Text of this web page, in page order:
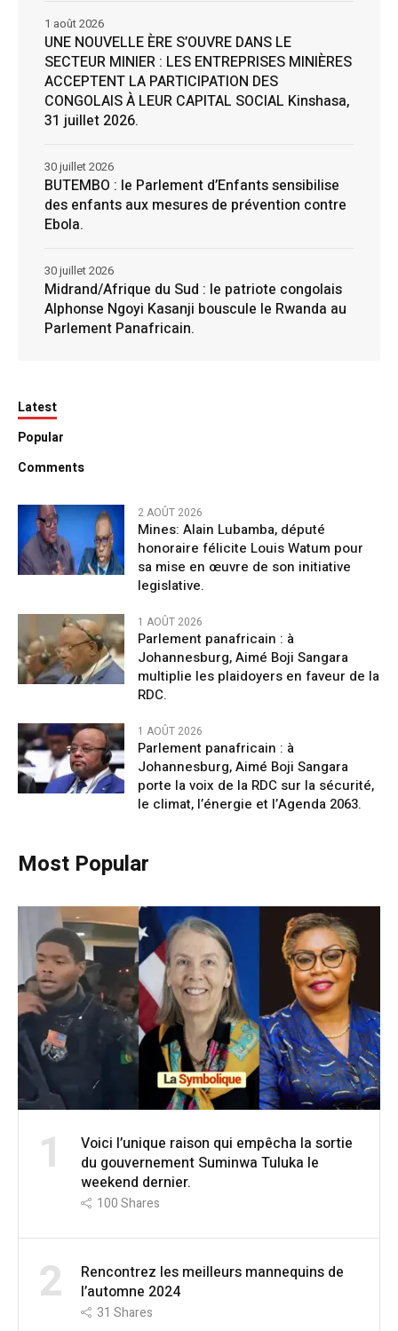
UNE NOUVELLE ÈRE S’OUVRE DANS LE
SECTEUR MINIER : LES ENTREPRISES MINIÈRES
ACCEPTENT LA PARTICIPATION DES
CONGOLAIS À LEUR CAPITAL SOCIAL Kinshasa,
31 juillet 2026.
1 août 2026
BUTEMBO : le Parlement d’Enfants sensibilise
des enfants aux mesures de prévention contre
Ebola.
30 juillet 2026
Midrand/Afrique du Sud : le patriote congolais
Alphonse Ngoyi Kasanji bouscule le Rwanda au
Parlement Panafricain.
30 juillet 2026
Latest
Popular
Comments
2 AOÛT 2026
Mines: Alain Lubamba, député
honoraire félicite Louis Watum pour
sa mise en œuvre de son initiative
legislative.
1 AOÛT 2026
Parlement panafricain : à
Johannesburg, Aimé Boji Sangara
multiplie les plaidoyers en faveur de la
RDC.
1 AOÛT 2026
Parlement panafricain : à
Johannesburg, Aimé Boji Sangara
porte la voix de la RDC sur la sécurité,
le climat, l’énergie et l’Agenda 2063.
Most Popular
1
Voici l’unique raison qui empêcha la sortie
du gouvernement Suminwa Tuluka le
weekend dernier.
100Shares
2
Rencontrez les meilleurs mannequins de
l’automne 2024
31 Shares